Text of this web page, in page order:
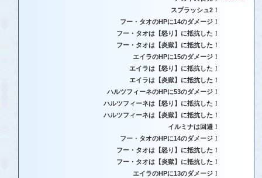
スプラッシュ2！
フー・タオのHPに14のダメージ！
フー・タオは【怒り】に抵抗した！
フー・タオは【炎獄】に抵抗した！
エイラのHPに15のダメージ！
エイラは【怒り】に抵抗した！
エイラは【炎獄】に抵抗した！
ハルツフィーネのHPに53のダメージ！
ハルツフィーネは【怒り】に抵抗した！
ハルツフィーネは【炎獄】に抵抗した！
イルミナは回避！
フー・タオのHPに14のダメージ！
フー・タオは【怒り】に抵抗した！
フー・タオは【炎獄】に抵抗した！
エイラのHPに13のダメージ！